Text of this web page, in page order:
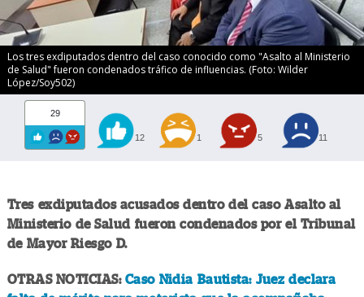
Los tres exdiputados dentro del caso conocido como "Asalto al Ministerio
de Salud" fueron condenados tráfico de influencias. (Foto: Wilder
López/Soy502)
29
12 1 5 11
Tres exdiputados acusados dentro del caso Asalto al
Ministerio de Salud fueron condenados por el Tribunal
de Mayor Riesgo D.
OTRAS NOTICIAS: Caso Nidia Bautista: Juez declara